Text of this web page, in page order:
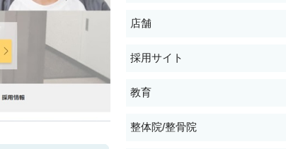
店舗
採用サイト
教育
整体院/整骨院